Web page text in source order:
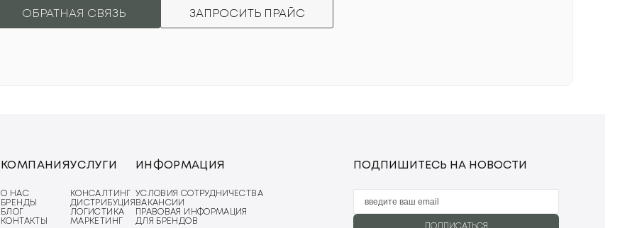
ОБРАТНАЯ СВЯЗЬ ЗАПРОСИТЬ ПРАЙС
КОМПАНИЯ
О НАС
БРЕНДЫ
БЛОГ
КОНТАКТЫ
УСЛУГИ
КОНСАЛТИНГ
ДИСТРИБУЦИЯ
ЛОГИСТИКА
МАРКЕТИНГ
ИНФОРМАЦИЯ
УСЛОВИЯ СОТРУДНИЧЕСТВА
ВАКАНСИИ
ПРАВОВАЯ ИНФОРМАЦИЯ
ДЛЯ БРЕНДОВ
ПОДПИШИТЕСЬ НА НОВОСТИ
ПОДПИСАТЬСЯ